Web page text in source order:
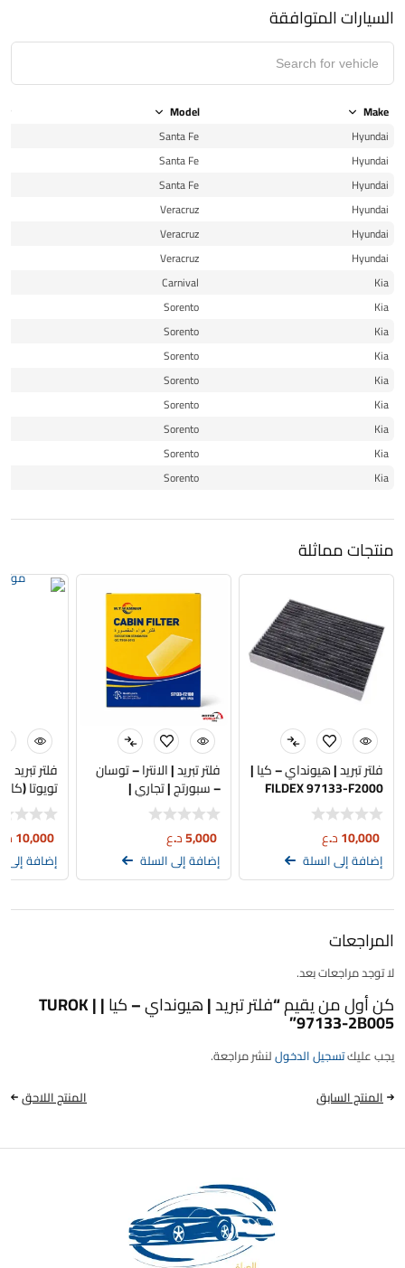
السيارات المتوافقة
Make
Model
Hyundai
Santa Fe
Hyundai
Santa Fe
Hyundai
Santa Fe
Hyundai
Veracruz
Hyundai
Veracruz
Hyundai
Veracruz
Kia
Carnival
Kia
Sorento
Kia
Sorento
Kia
Sorento
Kia
Sorento
Kia
Sorento
Kia
Sorento
Kia
Sorento
Kia
Sorento
منتجات مماثلة
فلتر تبريد | هيونداي – كيا |
FILDEX 97133-F2000
10,000د.ع
إضافة إلى السلة
فلتر تبريد | الانترا – توسان
– سبورتج | تجاري |
97133-F2100
5,000د.ع
إضافة إلى السلة
فلتر تبريد
تويوتا
| KEEP
10,000
إضافة إلى
المراجعات
لا توجد مراجعات بعد.
كن أول من يقيم “فلتر تبريد | هيونداي – كيا | TUROK |
97133-2B005”
يجب عليكتسجيل الدخوللنشر مراجعة.
المنتج السابق
المنتج اللاحق